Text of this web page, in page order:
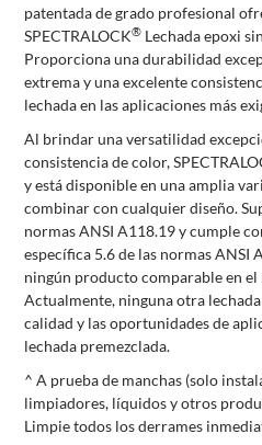
patentada de grado profesional
SPECTRALOCK® Lechada epoxi
Proporciona una durabilidad
extrema y una excelente
lechada en las aplicaciones más
Al brindar una versatilidad
consistencia de color,
y está disponible en una amplia
combinar con cualquier diseño.
normas ANSI A118.19 y cumple
específica 5.6 de las normas ANSI
ningún producto comparable en el
Actualmente, ninguna otra
calidad y las oportunidades de
lechada premezclada.
^ A prueba de manchas (solo
limpiadores, líquidos y otros
Limpie todos los derrames